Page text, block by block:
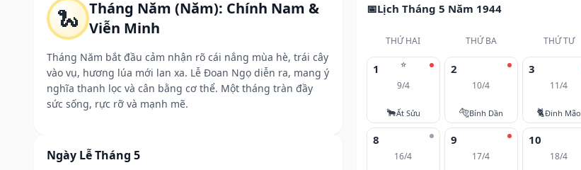
🐍 Tháng Năm (Năm): Chính Nam &
Viễn Minh
Tháng Năm bắt đầu cảm nhận rõ cái nắng mùa hè, trái cây
vào vụ, hương lúa mới lan xa. Lễ Đoan Ngọ diễn ra, mang ý
nghĩa thanh lọc và cân bằng cơ thể. Một tháng tràn đầy
sức sống, rực rỡ và mạnh mẽ.
Ngày Lễ Tháng 5
Lịch Tháng 5 Năm 1944
THỨ HAI THỨ BA THỨ TƯ
⭐
1
9/4
🐂Ất Sửu
2
10/4
🐅Bính Dần
3
11/4
🐈Đinh Mão
8
16/4
9
17/4
10
18/4